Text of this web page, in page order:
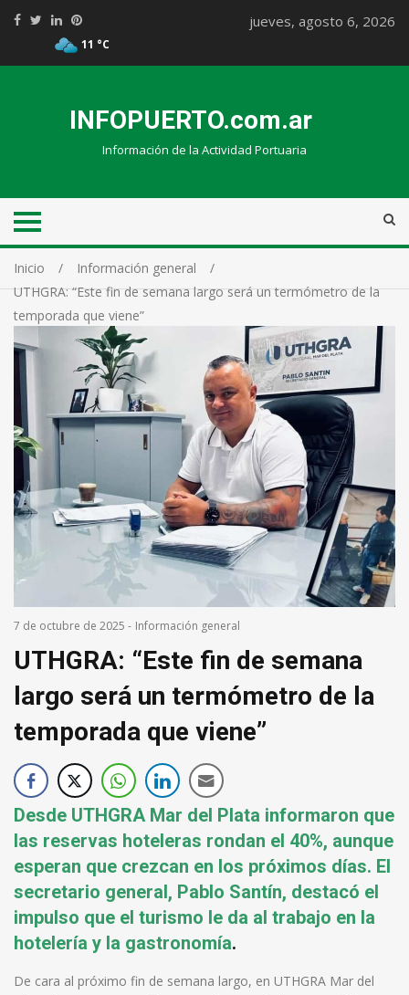
11 °C
jueves, agosto 6, 2026
INFOPUERTO.com.ar
Información de la Actividad Portuaria
Inicio
Información general
UTHGRA: “Este fin de semana largo será un termómetro de la
temporada que viene”
7 de octubre de 2025 - Información general
UTHGRA: “Este fin de semana
largo será un termómetro de la
temporada que viene”
Desde UTHGRA Mar del Plata informaron que
las reservas hoteleras rondan el 40%, aunque
esperan que crezcan en los próximos días. El
secretario general, Pablo Santín, destacó el
impulso que el turismo le da al trabajo en la
hotelería y la gastronomía.
De cara al próximo fin de semana largo, en UTHGRA Mar del